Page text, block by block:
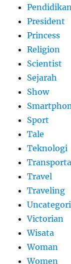
President
Princess
Religion
Scientist
Sejarah
Show
Sport
Tale
Teknologi
Travel
Traveling
Victorian
Wisata
Woman
Women